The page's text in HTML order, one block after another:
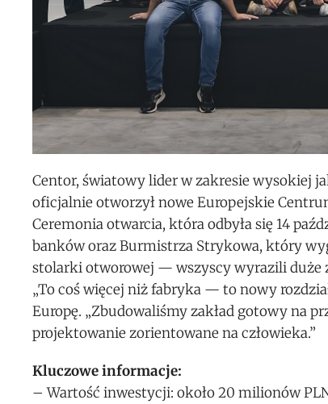
Centor, światowy lider w zakresie wysokiej
oficjalnie otworzył nowe Europejskie
Ceremonia otwarcia, która odbyła się 14
banków oraz Burmistrza Strykowa, który
stolarki otworowej — wszyscy wyrazili duże
„To coś więcej niż fabryka — to nowy
Europę. „Zbudowaliśmy zakład gotowy na
projektowanie zorientowane na człowieka.”
Kluczowe informacje:
– Wartość inwestycji: około 20 milionów